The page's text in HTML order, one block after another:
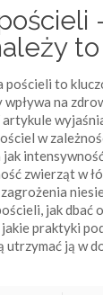
pościeli to
na
w
zwierząt w
jak dbać
praktyki
utrzymać ją w